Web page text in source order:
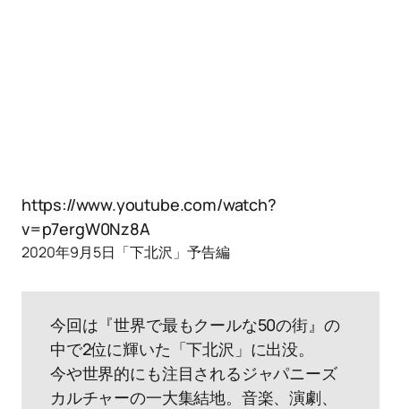
https://www.youtube.com/watch?
v=p7ergW0Nz8A
2020年9月5日「下北沢」予告編
今回は『世界で最もクールな50の街』の
中で2位に輝いた「下北沢」に出没。
今や世界的にも注目されるジャパニーズ
カルチャーの一大集結地。音楽、演劇、